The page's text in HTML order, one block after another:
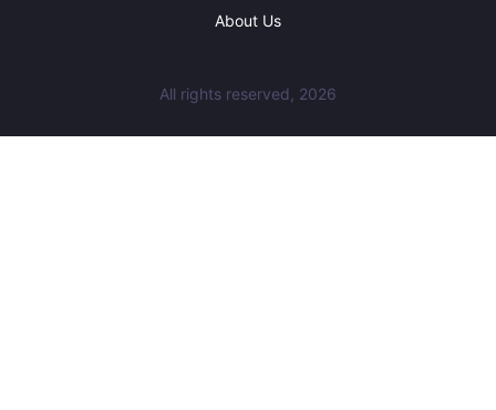
About Us
All rights reserved, 2026